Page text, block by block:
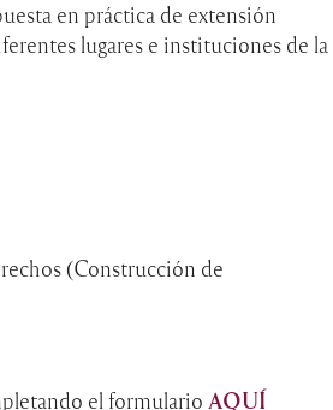
en práctica de extensión
lugares e instituciones de la
(Construcción de
el formulario AQUÍ